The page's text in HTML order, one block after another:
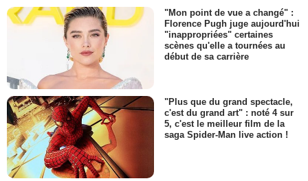
"Mon point de vue a changé" :
Florence Pugh juge aujourd'hui
"inappropriées" certaines
scènes qu'elle a tournées au
début de sa carrière
"Plus que du grand spectacle,
c'est du grand art" : noté 4 sur
5, c'est le meilleur film de la
saga Spider-Man live action !